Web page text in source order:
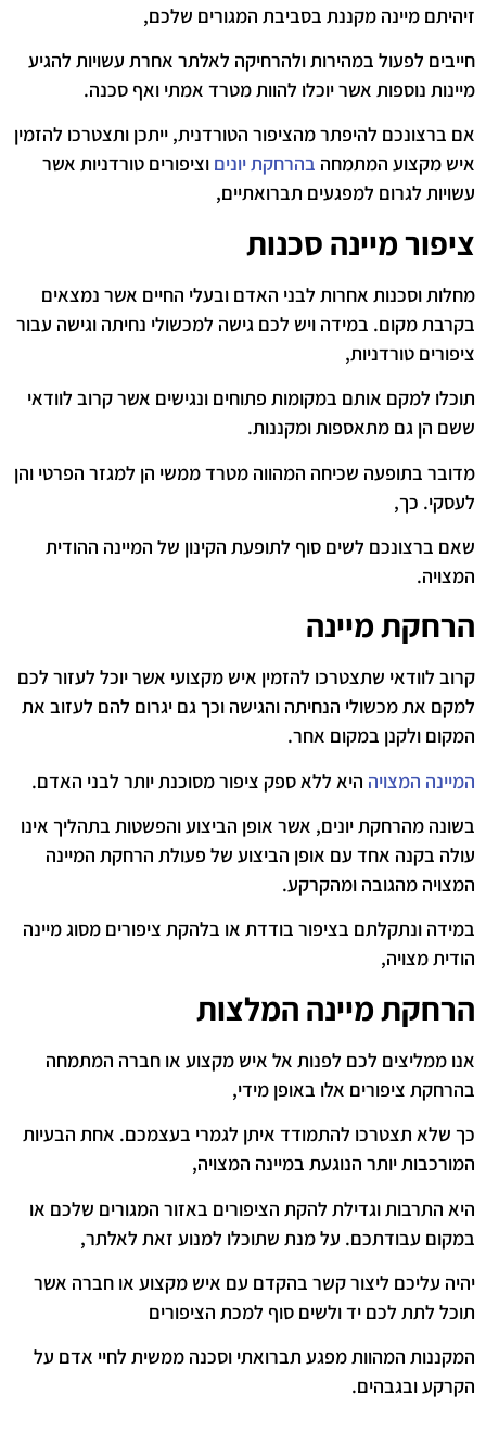
זיהיתם מיינה מקננת בסביבת המגורים שלכם,
חייבים לפעול במהירות ולהרחיקה לאלתר אחרת עשויות להגיע
מיינות נוספות אשר יוכלו להוות מטרד אמתי ואף סכנה.
אם ברצונכם להיפתר מהציפור הטורדנית, ייתכן ותצטרכו להזמין
איש מקצוע המתמחה בהרחקת יונים וציפורים טורדניות אשר
עשויות לגרום למפגעים תברואתיים,
ציפור מיינה סכנות
מחלות וסכנות אחרות לבני האדם ובעלי החיים אשר נמצאים
בקרבת מקום. במידה ויש לכם גישה למכשולי נחיתה וגישה עבור
ציפורים טורדניות,
תוכלו למקם אותם במקומות פתוחים ונגישים אשר קרוב לוודאי
ששם הן גם מתאספות ומקננות.
מדובר בתופעה שכיחה המהווה מטרד ממשי הן למגזר הפרטי והן
לעסקי. כך,
שאם ברצונכם לשים סוף לתופעת הקינון של המיינה ההודית
המצויה.
הרחקת מיינה
קרוב לוודאי שתצטרכו להזמין איש מקצועי אשר יוכל לעזור לכם
למקם את מכשולי הנחיתה והגישה וכך גם יגרום להם לעזוב את
המקום ולקנן במקום אחר.
המיינה המצויה היא ללא ספק ציפור מסוכנת יותר לבני האדם.
בשונה מהרחקת יונים, אשר אופן הביצוע והפשטות בתהליך אינו
עולה בקנה אחד עם אופן הביצוע של פעולת הרחקת המיינה
המצויה מהגובה ומהקרקע.
במידה ונתקלתם בציפור בודדת או בלהקת ציפורים מסוג מיינה
הודית מצויה,
הרחקת מיינה המלצות
אנו ממליצים לכם לפנות אל איש מקצוע או חברה המתמחה
בהרחקת ציפורים אלו באופן מידי,
כך שלא תצטרכו להתמודד איתן לגמרי בעצמכם. אחת הבעיות
המורכבות יותר הנוגעת במיינה המצויה,
היא התרבות וגדילת להקת הציפורים באזור המגורים שלכם או
במקום עבודתכם. על מנת שתוכלו למנוע זאת לאלתר,
יהיה עליכם ליצור קשר בהקדם עם איש מקצוע או חברה אשר
תוכל לתת לכם יד ולשים סוף למכת הציפורים
המקננות המהוות מפגע תברואתי וסכנה ממשית לחיי אדם על
הקרקע ובגבהים.